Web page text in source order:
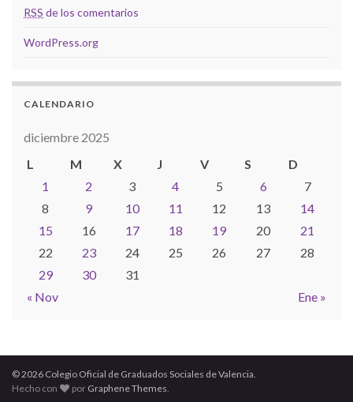
RSS de los comentarios
WordPress.org
CALENDARIO
diciembre 2025
L
M X J V S D
« Nov Ene »
1 2 3 4 5 6
7
8
9 10 11 12 13
14
15
16 17 18 19 20
21
22
23 24 25 26 27
28
29
30 31
© 2026 Colegio Oficial de Graduados Sociales de Valencia.
Hecho con
por Graphene Themes